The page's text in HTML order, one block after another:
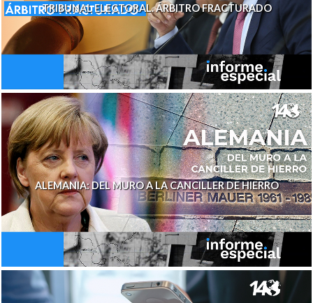
TRIBUNAL ELECTORAL. ÁRBITRO FRACTURADO
ALEMANIA: DEL MURO A LA CANCILLER DE HIERRO